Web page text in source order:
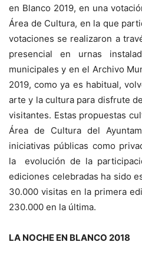
en Blanco 2019, en una
Área de Cultura, en la que
votaciones se realizaron a
presencial en urnas
municipales y en el Archivo
2019, como ya es habitual,
arte y la cultura para disfrute
visitantes. Estas propuestas
Área de Cultura del
iniciativas públicas como
la evolución de la
ediciones celebradas ha sido
30.000 visitas en la primera
230.000 en la última.
LA NOCHE EN BLANCO 2018